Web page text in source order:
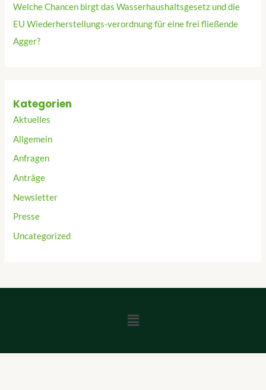
Welche Chancen birgt das Wasserhaushaltsgesetz und die
EU Wiederherstellungs-verordnung für eine frei fließende
Agger?
Kategorien
Aktuelles
Allgemein
Anfragen
Anträge
Newsletter
Presse
Uncategorized